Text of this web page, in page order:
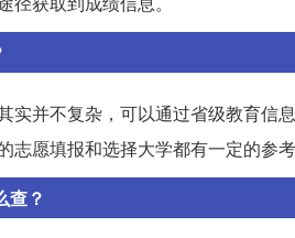
实并不复杂，可以通过省级教育信
志愿填报和选择大学都有一定的参考
查？